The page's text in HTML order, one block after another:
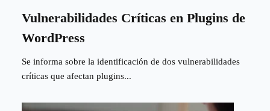
Vulnerabilidades Críticas en Plugins de
WordPress
Se informa sobre la identificación de dos vulnerabilidades
críticas que afectan plugins...